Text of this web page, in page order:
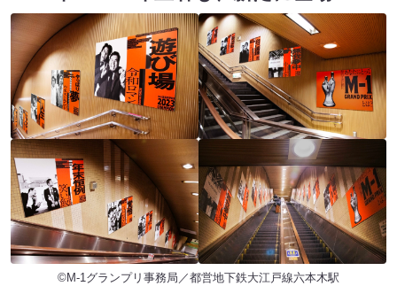
©M-1グランプリ事務局／都営地下鉄大江戸線六本木駅